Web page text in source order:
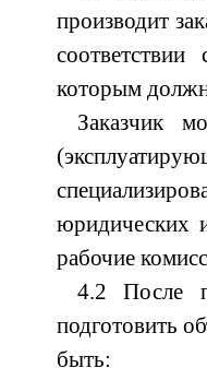
производит
которым
Заказчик
юридических
рабочие
4.2 После
подготовить
быть: